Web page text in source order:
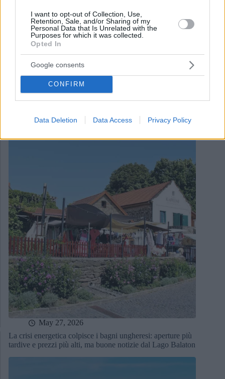
I want to opt-out of Collection, Use,
Retention, Sale, and/or Sharing of my
Personal Data that Is Unrelated with the
Purposes for which it was collected.
Opted In
Google consents
CONFIRM
Data Deletion Data Access Privacy Policy
inaspettato: e non tutti ne trarranno beneficio
May 27, 2026
La crisi energetica colpisce i bagni ungheresi: aperture più
tardive e prezzi più alti, ma buone notizie dal Lago Balaton